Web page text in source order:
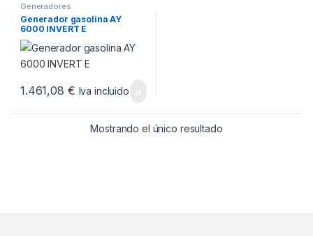
Generadores
Generador gasolina AY
6000 INVERT E
1.461,08 € Iva incluido
Mostrando el único resultado